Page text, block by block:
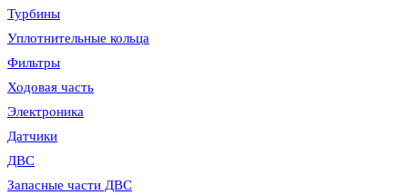
Турбины
Уплотнительные кольца
Фильтры
Ходовая часть
Электроника
Датчики
ДВС
Запасные части ДВС